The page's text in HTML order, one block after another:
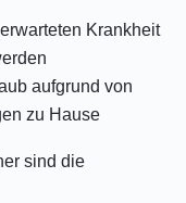
Krankheit
aufgrund von
zu Hause
sind die